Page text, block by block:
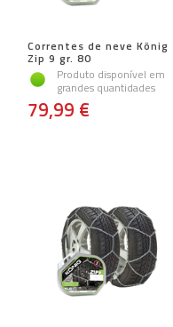
Correntes de neve König
Zip 9 gr. 80
Produto disponível em
grandes quantidades
79,99 €